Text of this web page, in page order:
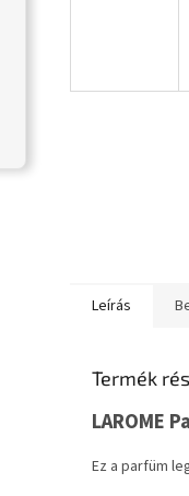
Leírás
Termék
LAROME
Ez a parfüm